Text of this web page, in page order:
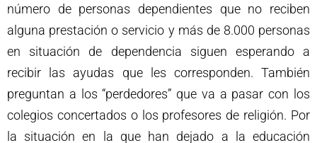
número de personas dependientes que no reciben
alguna prestación o servicio y más de 8.000 personas
en situación de dependencia siguen esperando a
recibir las ayudas que les corresponden. También
preguntan a los “perdedores” que va a pasar con los
colegios concertados o los profesores de religión. Por
la situación en la que han dejado a la educación